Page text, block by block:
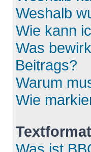
Weshalb
Wie kann
Was
Beitrags?
Warum
Wie